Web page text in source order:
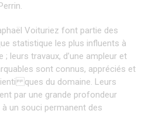
Voituriez font partie des
statistique les plus influents à
; leurs travaux, d’une ampleur et
sont connus, appréciés et
ques du domaine. Leurs
par une grande profondeur
un souci permanent des